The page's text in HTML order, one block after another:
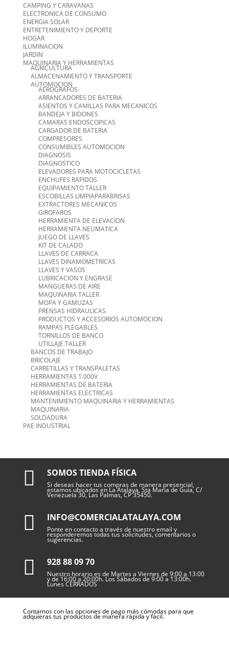
CAMPING Y CARAVANAS
ELECTRONICA DE CONSUMO
ENERGIA SOLAR
ENTRETENIMIENTO Y DEPORTE
HOGAR
ILUMINACION
JARDIN
MAQUINARIA Y HERRAMIENTAS
AGRICULTURA
ALMACENAMIENTO Y TRANSPORTE
AUTOMOCION
AEROGRAFOS
ARRANCADORES DE BATERIA
ASIENTOS Y CAMILLAS PARA MECANICOS
BANDEJA Y BIDONES
CAMARAS ENDOSCOPICAS
CARGADOR DE BATERIA
COMPRESORES
CONSUMIBLES AUTOMOCION
DIAGNOSIS
DIAGNOSTICO
ELEVADORES PARA MOTOCICLETAS
ENCHUFES RAPIDOS
EQUIPAMIENTO TALLER
ESCOBILLAS LIMPIAPARABRISAS
EXTRACTORES MECANICOS
GIROFAROS
HERRAMIENTA DE ELEVACION
HERRAMIENTA NEUMATICA
JUEGO DE LLAVES
KIT DE CALADO
LLAVES DE CARRACA
LLAVES DINAMOMETRICAS
LLAVES Y VASOS
LUBRICACION Y ENGRASE
MANGUERAS DE AIRE
MAQUINARIA TALLER
MOPA Y GAMUZAS
PRENSAS HIDRAULICAS
PRODUCTOS Y ACCESORIOS AUTOMOCION
RAMPAS PLEGABLES
TORNILLOS DE BANCO
UTILLAJE TALLER
BANCOS DE TRABAJO
BRICOLAJE
CARRETILLAS Y TRANSPALETAS
HERRAMIENTAS 1.000V
HERRAMIENTAS DE BATERIA
HERRAMIENTAS ELECTRICAS
MANTENIMIENTO MAQUINARIA Y HERRAMIENTAS
MAQUINARIA
SOLDADURA
PAE INDUSTRIAL
 SOMOS TIENDA FÍSICA
Si deseas hacer tus compras de manera presencial,
estamos ubicados en La Atalaya, Sta Maria de Guia, C/
Venezuela 30, Las Palmas, CP 35450.
 INFO@COMERCIALATALAYA.COM
Ponte en contacto a través de nuestro email y
responderemos todas tus solicitudes, comentarios o
sugerencias.
 928 88 09 70
Nuestro horario es de Martes a Viernes de 9:00 a 13:00
y de 16:00 a 20:00h. Los Sábados de 9:00 a 13:00h.
Lunes CERRADOS
Contamos con las opciones de pago más cómodas para que
adquieras tus productos de manera rápida y fácil.